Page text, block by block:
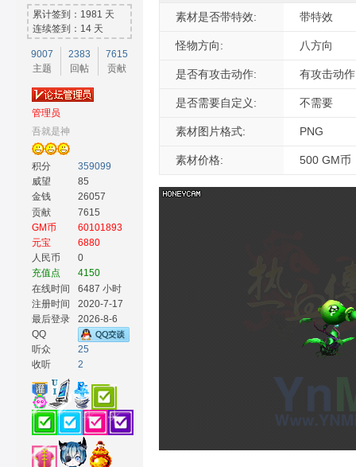
累计签到：1981 天
连续签到：14 天
9007
主题
2383
回帖
7615
贡献
管理员
吾就是神
积分
359099
威望
85
金钱
26057
贡献
7615
GM币
60101893
元宝
6880
人民币
0
充值点
4150
在线时间
6487 小时
注册时间
2020-7-17
最后登录
2026-8-6
QQ
听众
25
收听
2
素材是否带特效: 带特效
怪物方向: 八方向
是否有攻击动作: 有攻击动作
是否需要自定义: 不需要
素材图片格式: PNG
素材价格: 500 GM币